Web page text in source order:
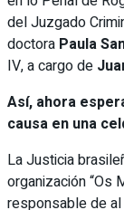
del Juzgado
doctora Paula
IV, a cargo de
Así, ahora
causa en una
La Justicia
organización “Os
responsable de